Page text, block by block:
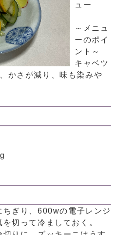
ュー
～メニュ
ーのポイ
ント～
キャベツ
かさが減り、味も染みや
ぎり、600wの電子レンジ
切って冷ましておく。